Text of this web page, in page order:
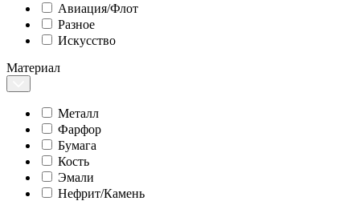
Авиация/Флот
Разное
Искусство
Материал
Металл
Фарфор
Бумага
Кость
Эмали
Нефрит/Камень